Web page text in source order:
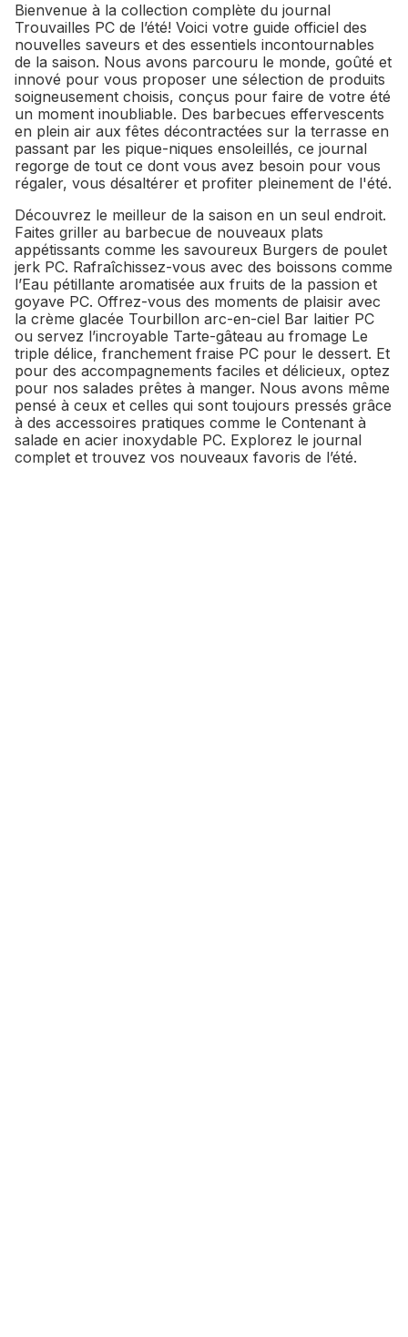
Bienvenue à la collection complète du journal
Trouvailles PC de l’été! Voici votre guide officiel des
nouvelles saveurs et des essentiels incontournables
de la saison. Nous avons parcouru le monde, goûté et
innové pour vous proposer une sélection de produits
soigneusement choisis, conçus pour faire de votre été
un moment inoubliable. Des barbecues effervescents
en plein air aux fêtes décontractées sur la terrasse en
passant par les pique-niques ensoleillés, ce journal
regorge de tout ce dont vous avez besoin pour vous
régaler, vous désaltérer et profiter pleinement de l'été.
Découvrez le meilleur de la saison en un seul endroit.
Faites griller au barbecue de nouveaux plats
appétissants comme les savoureux Burgers de poulet
jerk PC. Rafraîchissez-vous avec des boissons comme
l’Eau pétillante aromatisée aux fruits de la passion et
goyave PC. Offrez-vous des moments de plaisir avec
la crème glacée Tourbillon arc-en-ciel Bar laitier PC
ou servez l’incroyable Tarte-gâteau au fromage Le
triple délice, franchement fraise PC pour le dessert. Et
pour des accompagnements faciles et délicieux, optez
pour nos salades prêtes à manger. Nous avons même
pensé à ceux et celles qui sont toujours pressés grâce
à des accessoires pratiques comme le Contenant à
salade en acier inoxydable PC. Explorez le journal
complet et trouvez vos nouveaux favoris de l’été.